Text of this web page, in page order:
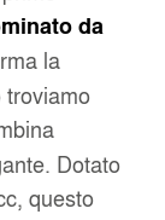
da
la
troviamo
Dotato
questo